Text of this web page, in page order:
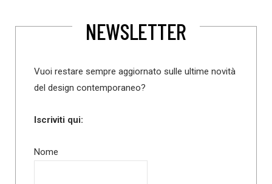
NEWSLETTER
Vuoi restare sempre aggiornato sulle ultime novità
del design contemporaneo?
Iscriviti qui:
Nome